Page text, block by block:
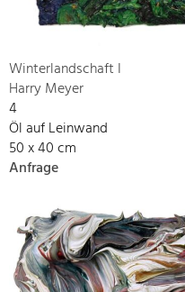
Winterlandschaft I
Harry Meyer
4
Öl auf Leinwand
50 x 40 cm
Anfrage